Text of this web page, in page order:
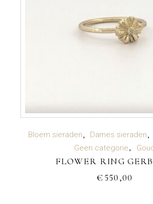
OPTIES
Bloem sieraden Dames sieraden
Geen categorie
FLOWER RING
€ 550,00